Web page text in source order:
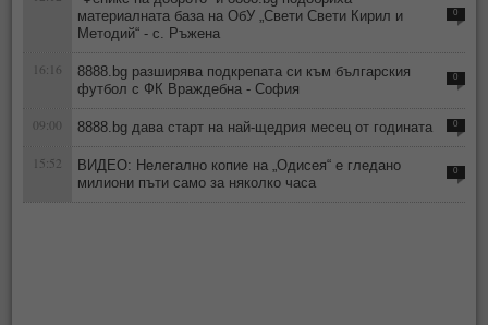
материалната база на ОбУ „Свети Свети Кирил и
Методий“ - с. Ръжена
0
16:16
8888.bg разширява подкрепата си към българския
футбол с ФК Враждебна - София
0
09:00 8888.bg дава старт на най-щедрия месец от годината 0
15:52
ВИДЕО: Нелегално копие на „Одисея“ е гледано
милиони пъти само за няколко часа
0